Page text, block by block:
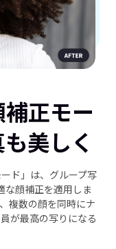
正モー
美しく
ド」は、グループ写
な顔補正を適用しま
複数の顔を同時にナ
が最高の写りになる